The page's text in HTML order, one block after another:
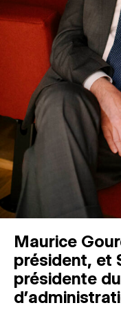
Maurice
président, et
présidente